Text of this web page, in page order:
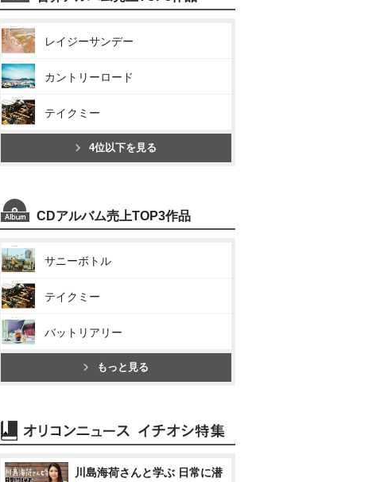
レイジーサンデー
カントリーロード
テイクミー
4位以下を見る
CDアルバム売上TOP3作品
サニーボトル
テイクミー
バットリアリー
もっと見る
川島海荷さんと学ぶ 日常に潜